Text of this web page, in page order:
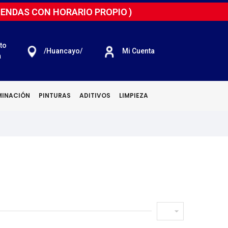
CON HORARIO PROPIO)
/huancayo/ Mi Cuenta
PINTURAS ADITIVOS LIMPIEZA
